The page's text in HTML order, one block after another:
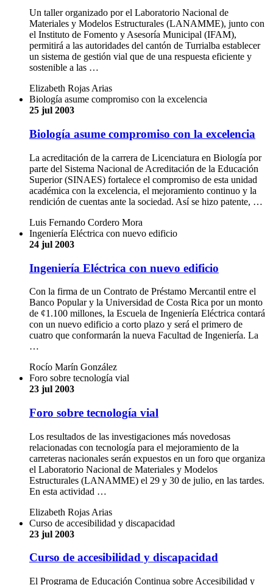
Un taller organizado por el Laboratorio Nacional de
Materiales y Modelos Estructurales (LANAMME), junto con
el Instituto de Fomento y Asesoría Municipal (IFAM),
permitirá a las autoridades del cantón de Turrialba establecer
un sistema de gestión vial que de una respuesta eficiente y
sostenible a las …
Elizabeth Rojas Arias
Biología asume compromiso con la excelencia
25 jul 2003
Biología asume compromiso con la excelencia
La acreditación de la carrera de Licenciatura en Biología por
parte del Sistema Nacional de Acreditación de la Educación
Superior (SINAES) fortalece el compromiso de esta unidad
académica con la excelencia, el mejoramiento continuo y la
rendición de cuentas ante la sociedad. Así se hizo patente, …
Luis Fernando Cordero Mora
Ingeniería Eléctrica con nuevo edificio
24 jul 2003
Ingeniería Eléctrica con nuevo edificio
Con la firma de un Contrato de Préstamo Mercantil entre el
Banco Popular y la Universidad de Costa Rica por un monto
de ¢1.100 millones, la Escuela de Ingeniería Eléctrica contará
con un nuevo edificio a corto plazo y será el primero de
cuatro que conformarán la nueva Facultad de Ingeniería. La
…
Rocío Marín González
Foro sobre tecnología vial
23 jul 2003
Foro sobre tecnología vial
Los resultados de las investigaciones más novedosas
relacionadas con tecnología para el mejoramiento de la
carreteras nacionales serán expuestos en un foro que organiza
el Laboratorio Nacional de Materiales y Modelos
Estructurales (LANAMME) el 29 y 30 de julio, en las tardes.
En esta actividad …
Elizabeth Rojas Arias
Curso de accesibilidad y discapacidad
23 jul 2003
Curso de accesibilidad y discapacidad
El Programa de Educación Continua sobre Accesibilidad y